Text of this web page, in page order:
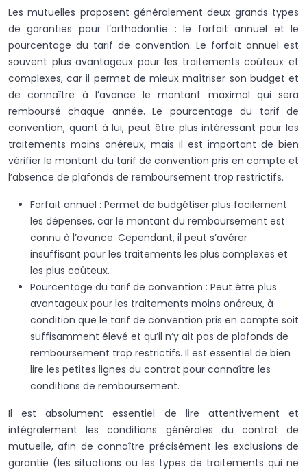
Les mutuelles proposent généralement deux grands types
de garanties pour l’orthodontie : le forfait annuel et le
pourcentage du tarif de convention. Le forfait annuel est
souvent plus avantageux pour les traitements coûteux et
complexes, car il permet de mieux maîtriser son budget et
de connaître à l’avance le montant maximal qui sera
remboursé chaque année. Le pourcentage du tarif de
convention, quant à lui, peut être plus intéressant pour les
traitements moins onéreux, mais il est important de bien
vérifier le montant du tarif de convention pris en compte et
l’absence de plafonds de remboursement trop restrictifs.
Forfait annuel : Permet de budgétiser plus facilement
les dépenses, car le montant du remboursement est
connu à l’avance. Cependant, il peut s’avérer
insuffisant pour les traitements les plus complexes et
les plus coûteux.
Pourcentage du tarif de convention : Peut être plus
avantageux pour les traitements moins onéreux, à
condition que le tarif de convention pris en compte soit
suffisamment élevé et qu’il n’y ait pas de plafonds de
remboursement trop restrictifs. Il est essentiel de bien
lire les petites lignes du contrat pour connaître les
conditions de remboursement.
Il est absolument essentiel de lire attentivement et
intégralement les conditions générales du contrat de
mutuelle, afin de connaître précisément les exclusions de
garantie (les situations ou les types de traitements qui ne